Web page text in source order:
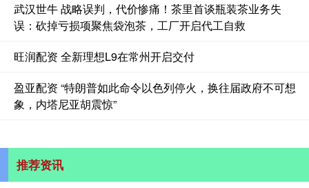
武汉世牛 战略误判，代价惨痛！茶里首谈瓶装茶业务失
误：砍掉亏损项聚焦袋泡茶，工厂开启代工自救
旺润配资 全新理想L9在常州开启交付
盈亚配资 “特朗普如此命令以色列停火，换往届政府不可想
象，内塔尼亚胡震惊”
推荐资讯